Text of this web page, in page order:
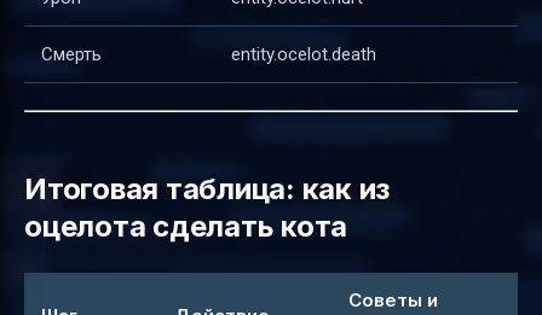
Смерть entity.ocelot.death
Итоговая таблица: как из
оцелота сделать кота
Советы и